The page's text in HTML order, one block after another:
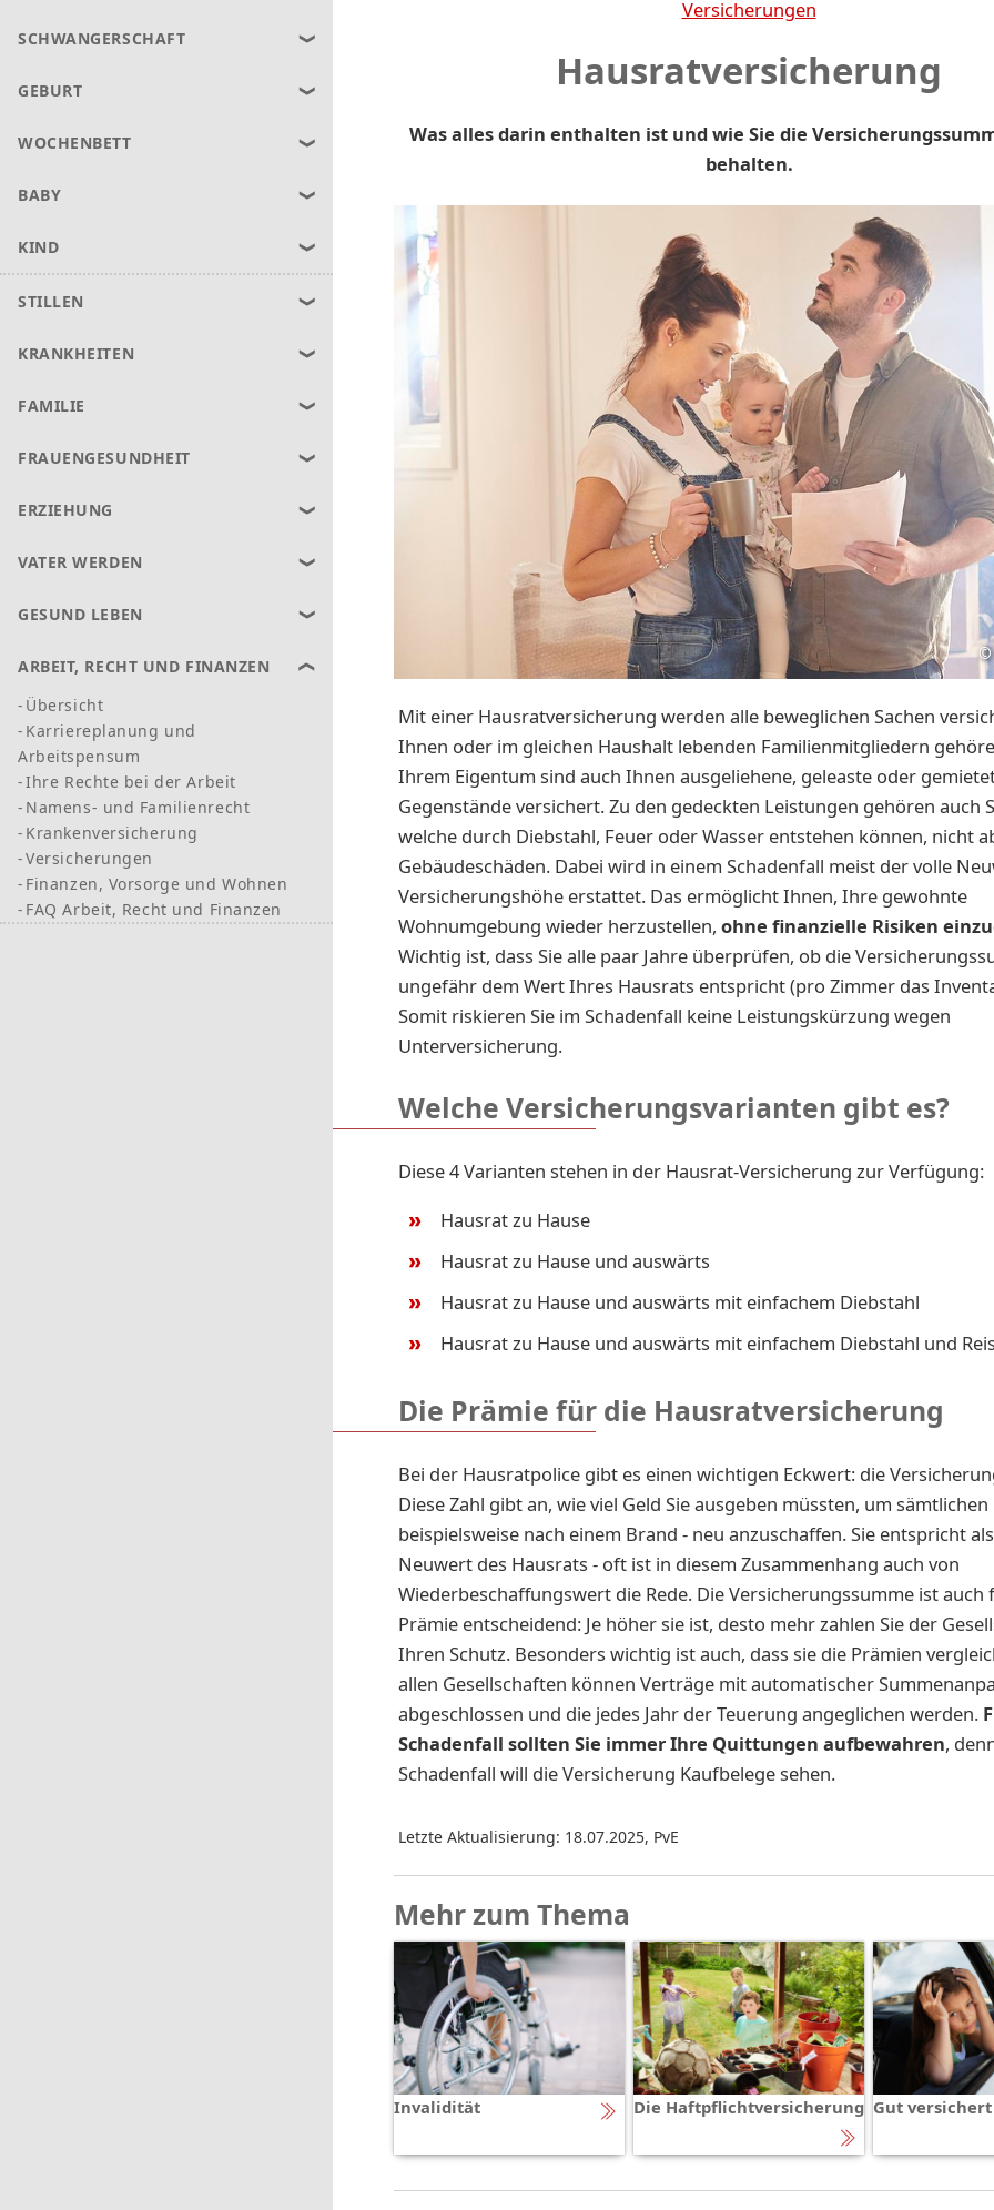
SCHWANGERSCHAFT
GEBURT
WOCHENBETT
BABY
KIND
STILLEN
KRANKHEITEN
FAMILIE
FRAUENGESUNDHEIT
ERZIEHUNG
VATER WERDEN
GESUND LEBEN
ARBEIT, RECHT UND FINANZEN
Übersicht
Karriereplanung und
Arbeitspensum
Ihre Rechte bei der Arbeit
Namens- und Familienrecht
Krankenversicherung
Versicherungen
Finanzen, Vorsorge und Wohnen
FAQ Arbeit, Recht und Finanzen
Versicherungen
Hausratversicherung
Was alles darin enthalten ist und wie Sie die
behalten.
©
Mit einer Hausratversicherung werden alle beweglichen Sachen
Ihnen oder im gleichen Haushalt lebenden Familienmitgliedern
Ihrem Eigentum sind auch Ihnen ausgeliehene, geleaste oder
Gegenstände versichert. Zu den gedeckten Leistungen gehören auch
welche durch Diebstahl, Feuer oder Wasser entstehen können, nicht
Gebäudeschäden. Dabei wird in einem Schadenfall meist der volle
Versicherungshöhe erstattet. Das ermöglicht Ihnen, Ihre gewohnte
Wohnumgebung wieder herzustellen, ohne finanzielle Risiken
Wichtig ist, dass Sie alle paar Jahre überprüfen, ob die
ungefähr dem Wert Ihres Hausrats entspricht (pro Zimmer das
Somit riskieren Sie im Schadenfall keine Leistungskürzung wegen
Unterversicherung.
Welche Versicherungsvarianten gibt es?
Diese 4 Varianten stehen in der Hausrat-Versicherung zur Verfügung:
Hausrat zu Hause
Hausrat zu Hause und auswärts
Hausrat zu Hause und auswärts mit einfachem Diebstahl
Hausrat zu Hause und auswärts mit einfachem Diebstahl und
Die Prämie für die Hausratversicherung
Bei der Hausratpolice gibt es einen wichtigen Eckwert: die
Diese Zahl gibt an, wie viel Geld Sie ausgeben müssten, um
beispielsweise nach einem Brand - neu anzuschaffen. Sie entspricht
Neuwert des Hausrats - oft ist in diesem Zusammenhang auch von
Wiederbeschaffungswert die Rede. Die Versicherungssumme ist auch
Prämie entscheidend: Je höher sie ist, desto mehr zahlen Sie der
Ihren Schutz. Besonders wichtig ist auch, dass sie die Prämien
allen Gesellschaften können Verträge mit automatischer
abgeschlossen und die jedes Jahr der Teuerung angeglichen werden.
Schadenfall sollten Sie immer Ihre Quittungen aufbewahren,
Schadenfall will die Versicherung Kaufbelege sehen.
Letzte Aktualisierung: 18.07.2025, PvE
Mehr zum Thema
Invalidität Die Haftpflichtversicherung Gut